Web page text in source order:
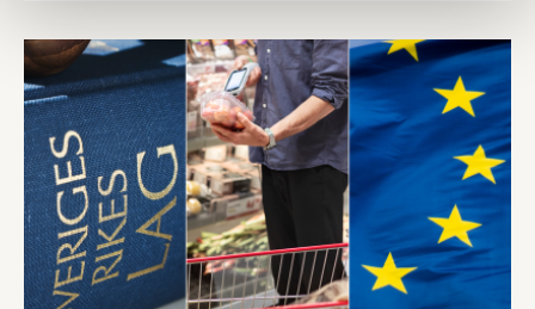
en motståndskraftig livsmedelsförsörjning", och
båda syftar till att bana väg för innovationer som
stärker Sveriges livsmedelsförsörjning.